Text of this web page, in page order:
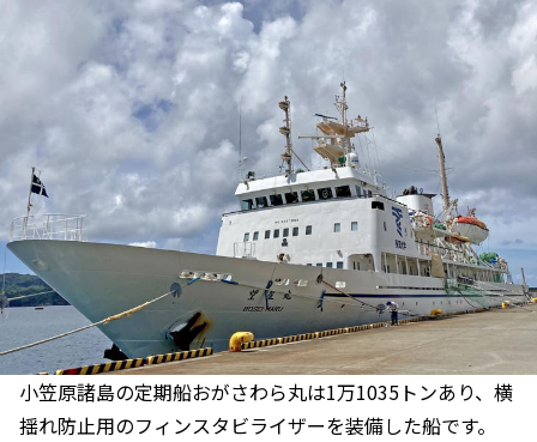
小笠原諸島の定期船おがさわら丸は1万1035トンあり、横
揺れ防止用のフィンスタビライザーを装備した船です。